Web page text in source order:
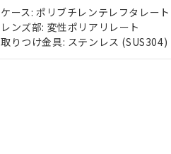
ケース: ポリブチレンテレフタレート
レンズ部: 変性ポリアリレート
取りつけ金具: ステンレス (SUS304)